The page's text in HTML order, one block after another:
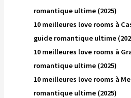
romantique ultime (2025)
10 meilleures love rooms à
guide romantique ultime
10 meilleures love rooms à
romantique ultime (2025)
10 meilleures love rooms à
romantique ultime (2025)